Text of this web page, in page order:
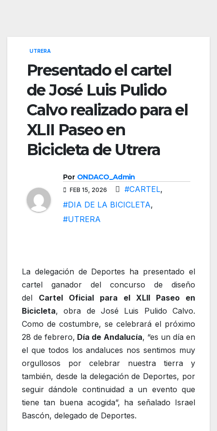
UTRERA
Presentado el cartel
de José Luis Pulido
Calvo realizado para el
XLII Paseo en
Bicicleta de Utrera
Por ONDACO_Admin
FEB 15, 2026 #CARTEL,
#DIA DE LA BICICLETA,
#UTRERA
La delegación de Deportes ha presentado el
cartel ganador del concurso de diseño
del Cartel Oficial para el XLII Paseo en
Bicicleta, obra de José Luis Pulido Calvo.
Como de costumbre, se celebrará el próximo
28 de febrero, Día de Andalucía, “es un día en
el que todos los andaluces nos sentimos muy
orgullosos por celebrar nuestra tierra y
también, desde la delegación de Deportes, por
seguir dándole continuidad a un evento que
tiene tan buena acogida”, ha señalado Israel
Bascón, delegado de Deportes.